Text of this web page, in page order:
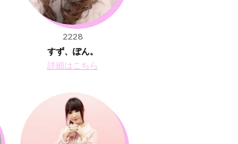
2228
すず、ぽん。
詳細はこちら